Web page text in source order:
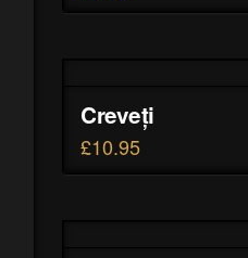
Creveți
£10.95